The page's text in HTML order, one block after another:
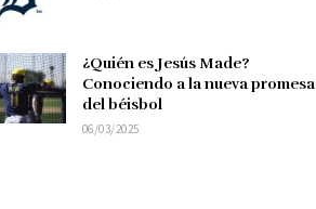
¿Quién es Jesús Made?
Conociendo a la nueva promesa
del béisbol
06/03/2025